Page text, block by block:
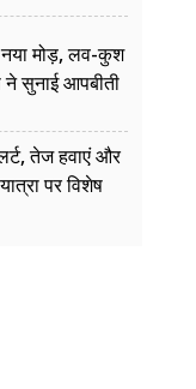
नया मोड़, लव-कुश
ने सुनाई आपबीती
तेज हवाएं और
पर विशेष